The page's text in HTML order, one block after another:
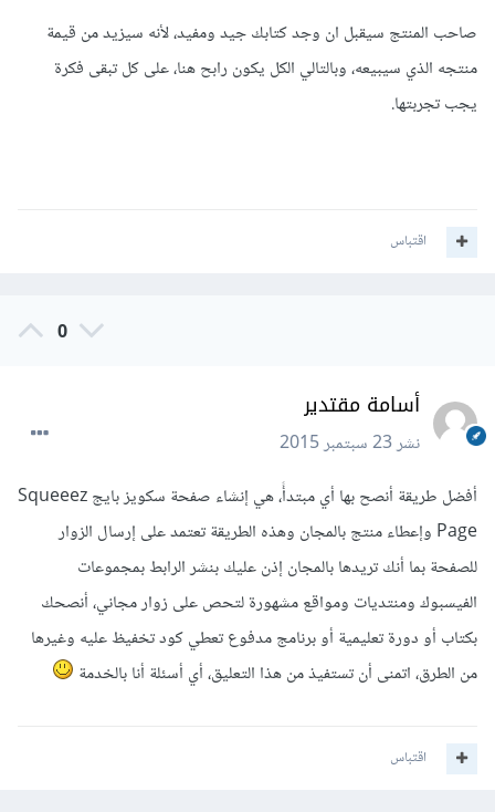
صاحب المنتج سيقبل ان وجد كتابك جيد ومفيد، لأنه سيزيد من قيمة
منتجه الذي سيبيعه، وبالتالي الكل يكون رابح هنا، على كل تبقى فكرة
يجب تجربتها.
اقتباس
0
أسامة مقتدير
نشر23 سبتمبر 2015
أفضل طريقة أنصح بها أي مبتدأً، هي إنشاء صفحة سكويز بايج Squeeez
Page وإعطاء منتج بالمجان وهذه الطريقة تعتمد على إرسال الزوار
للصفحة بما أنك تريدها بالمجان إذن عليك بنشر الرابط بمجموعات
الفيسبوك ومنتديات ومواقع مشهورة لتحص على زوار مجاني، أنصحك
بكتاب أو دورة تعليمية أو برنامج مدفوع تعطي كود تخفيظ عليه وغيرها
من الطرق، اتمنى أن تستفيذ من هذا التعليق، أي أسئلة أنا بالخدمة
اقتباس